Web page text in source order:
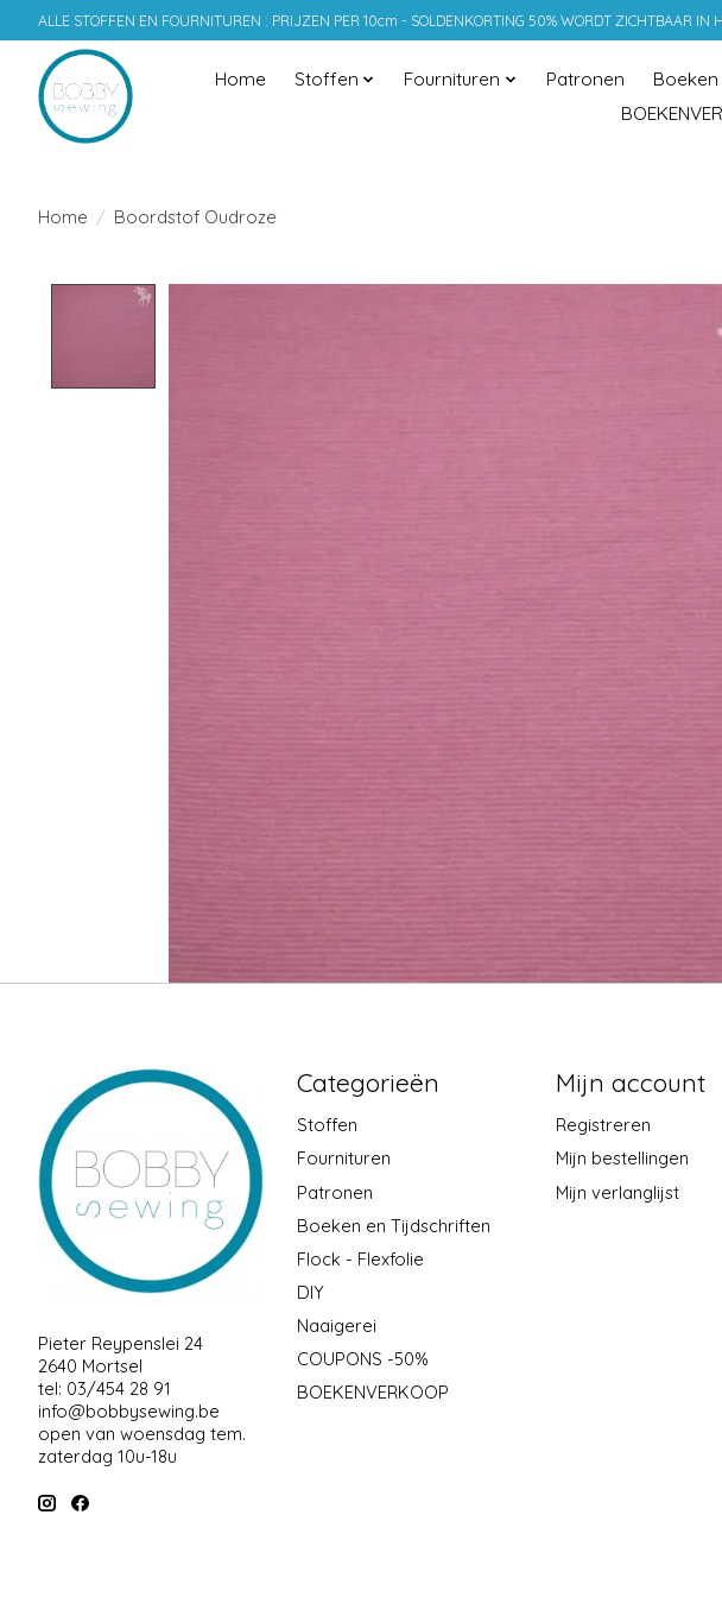
ALLE STOFFEN EN FOURNITUREN : PRIJZEN PER 10cm - SOLDENKORTING 50% WORDT ZICHTBAAR IN
Home Stoffen Fournituren Patronen
Home / Boordstof Oudroze
Pieter Reypenslei 24
2640 Mortsel
tel: 03/454 28 91
info@bobbysewing.be
open van woensdag tem.
zaterdag 10u-18u
Categorieën
Stoffen
Fournituren
Patronen
Boeken en Tijdschriften
Flock - Flexfolie
DIY
Naaigerei
COUPONS -50%
BOEKENVERKOOP
Mijn account
Registreren
Mijn bestellingen
Mijn verlanglijst